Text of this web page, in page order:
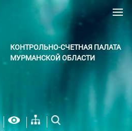
КОНТРОЛЬНО-СЧЕТНАЯ ПАЛАТА
МУРМАНСКОЙ ОБЛАСТИ